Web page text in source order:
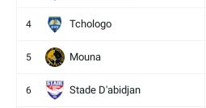
4 Tchologo
5 Mouna
6 Stade D'abidjan